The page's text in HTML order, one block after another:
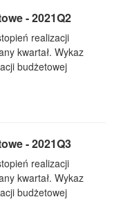
- 2021Q2
realizacji
kwartał. Wykaz
budżetowej
- 2021Q3
realizacji
kwartał. Wykaz
budżetowej